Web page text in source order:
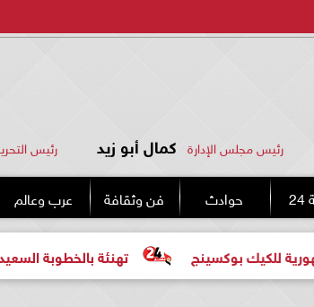
رئيس مجلس الإدارة كمال أبو زيد رئيس
حوادث فن وثقافة عرب وعالم
تهنئة بالخطوبة السعيدة.. ألف